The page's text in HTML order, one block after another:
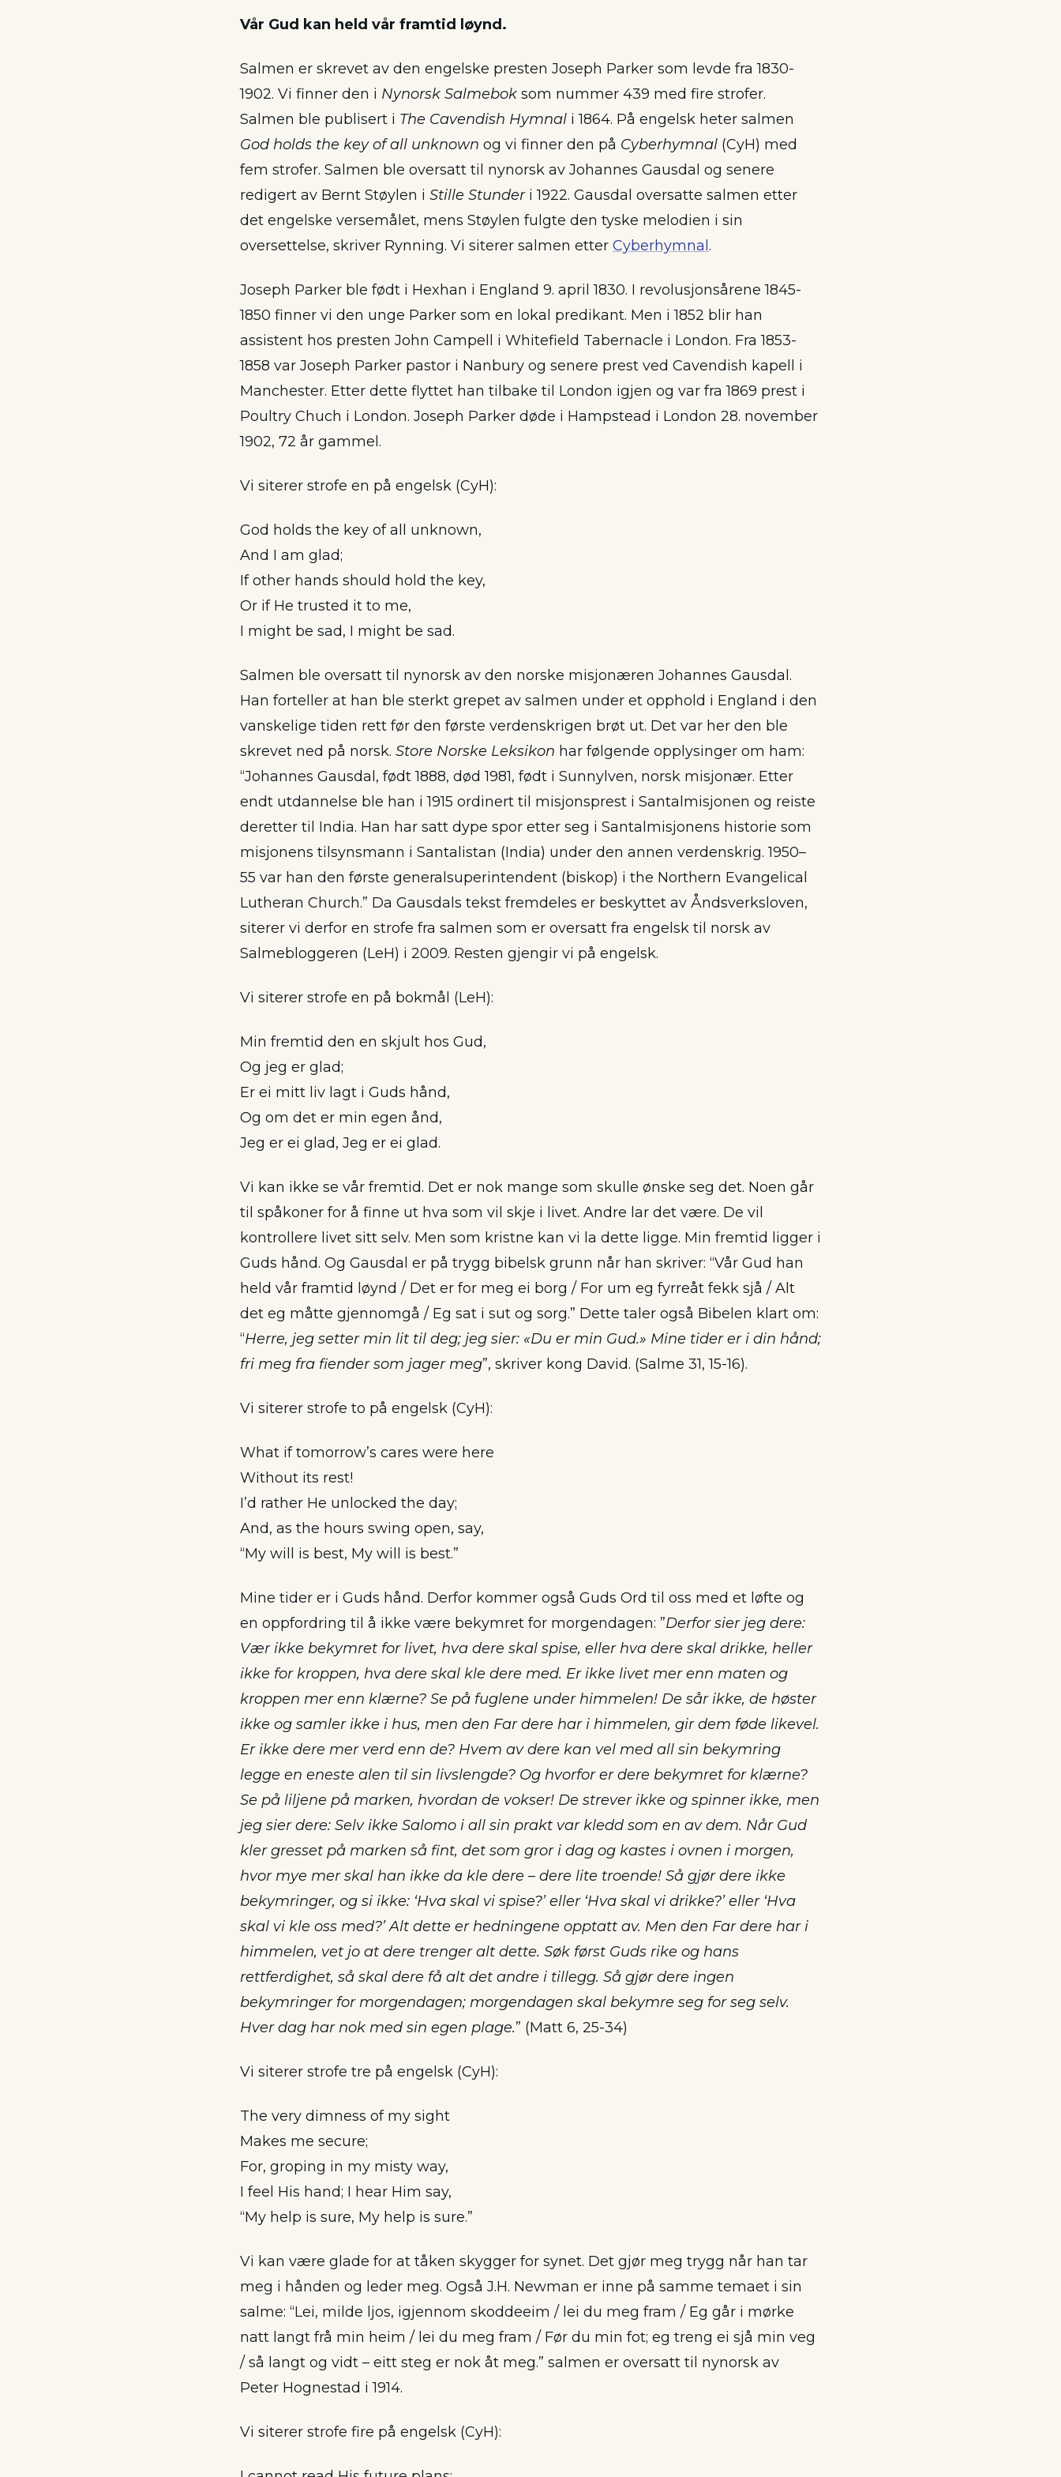
Vår Gud kan held vår framtid løynd.
Salmen er skrevet av den engelske presten Joseph Parker som levde fra 1830-
1902. Vi finner den i Nynorsk Salmebok som nummer 439 med fire strofer.
Salmen ble publisert i The Cavendish Hymnal i 1864. På engelsk heter salmen
God holds the key of all unknown og vi finner den på Cyberhymnal (CyH) med
fem strofer. Salmen ble oversatt til nynorsk av Johannes Gausdal og senere
redigert av Bernt Støylen i Stille Stunderi 1922. Gausdal oversatte salmen etter
det engelske versemålet, mens Støylen fulgte den tyske melodien i sin
oversettelse, skriver Rynning. Vi siterer salmen etter Cyberhymnal .
Joseph Parker ble født i Hexhan i England 9. april 1830. I revolusjonsårene 1845-
1850 finner vi den unge Parker som en lokal predikant. Men i 1852 blir han
assistent hos presten John Campell i Whitefield Tabernacle i London. Fra 1853-
1858 var Joseph Parker pastor i Nanbury og senere prest ved Cavendish kapell i
Manchester. Etter dette flyttet han tilbake til London igjen og var fra 1869 prest i
Poultry Chuch i London. Joseph Parker døde i Hampstead i London 28. november
1902, 72 år gammel.
Vi siterer strofe en på engelsk (CyH):
God holds the key of all unknown,
And I am glad;
If other hands should hold the key,
Or if He trusted it to me,
I might be sad, I might be sad.
Salmen ble oversatt til nynorsk av den norske misjonæren Johannes Gausdal.
Han forteller at han ble sterkt grepet av salmen under et opphold i England i den
vanskelige tiden rett før den første verdenskrigen brøt ut. Det var her den ble
skrevet ned på norsk. Store Norske Leksikon har følgende opplysinger om ham:
“Johannes Gausdal, født 1888, død 1981, født i Sunnylven, norsk misjonær. Etter
endt utdannelse ble han i 1915 ordinert til misjonsprest i Santalmisjonen og reiste
deretter til India. Han har satt dype spor etter seg i Santalmisjonens historie som
misjonens tilsynsmann i Santalistan (India) under den annen verdenskrig. 1950–
55 var han den første generalsuperintendent (biskop) i the Northern Evangelical
Lutheran Church.” Da Gausdals tekst fremdeles er beskyttet av Åndsverksloven,
siterer vi derfor en strofe fra salmen som er oversatt fra engelsk til norsk av
Salmebloggeren (LeH) i 2009. Resten gjengir vi på engelsk.
Vi siterer strofe en på bokmål (LeH):
Min fremtid den en skjult hos Gud,
Og jeg er glad;
Er ei mitt liv lagt i Guds hånd,
Og om det er min egen ånd,
Jeg er ei glad, Jeg er ei glad.
Vi kan ikke se vår fremtid. Det er nok mange som skulle ønske seg det. Noen går
til spåkoner for å finne ut hva som vil skje i livet. Andre lar det være. De vil
kontrollere livet sitt selv. Men som kristne kan vi la dette ligge. Min fremtid ligger i
Guds hånd. Og Gausdal er på trygg bibelsk grunn når han skriver: “Vår Gud han
held vår framtid løynd / Det er for meg ei borg / For um eg fyrreåt fekk sjå / Alt
det eg måtte gjennomgå / Eg sat i sut og sorg.” Dette taler også Bibelen klart om:
“Herre, jeg setter min lit til deg; jeg sier: «Du er min Gud.» Mine tider er i din hånd;
fri meg fra fiender som jager meg”, skriver kong David. (Salme 31, 15-16).
Vi siterer strofe to på engelsk (CyH):
What if tomorrow’s cares were here
Without its rest!
I’d rather He unlocked the day;
And, as the hours swing open, say,
“My will is best, My will is best.”
Mine tider er i Guds hånd. Derfor kommer også Guds Ord til oss med et løfte og
en oppfordring til å ikke være bekymret for morgendagen: ”Derfor sier jeg dere:
Vær ikke bekymret for livet, hva dere skal spise, eller hva dere skal drikke, heller
ikke for kroppen, hva dere skal kle dere med. Er ikke livet mer enn maten og
kroppen mer enn klærne? Se på fuglene under himmelen! De sår ikke, de høster
ikke og samler ikke i hus, men den Far dere har i himmelen, gir dem føde likevel.
Er ikke dere mer verd enn de? Hvem av dere kan vel med all sin bekymring
legge en eneste alen til sin livslengde? Og hvorfor er dere bekymret for klærne?
Se på liljene på marken, hvordan de vokser! De strever ikke og spinner ikke, men
jeg sier dere: Selv ikke Salomo i all sin prakt var kledd som en av dem. Når Gud
kler gresset på marken så fint, det som gror i dag og kastes i ovnen i morgen,
hvor mye mer skal han ikke da kle dere – dere lite troende! Så gjør dere ikke
bekymringer, og si ikke: ‘Hva skal vi spise?’ eller ‘Hva skal vi drikke?’ eller ‘Hva
skal vi kle oss med?’ Alt dette er hedningene opptatt av. Men den Far dere har i
himmelen, vet jo at dere trenger alt dette. Søk først Guds rike og hans
rettferdighet, så skal dere få alt det andre i tillegg. Så gjør dere ingen
bekymringer for morgendagen; morgendagen skal bekymre seg for seg selv.
Hver dag har nok med sin egen plage.” (Matt 6, 25-34)
Vi siterer strofe tre på engelsk (CyH):
The very dimness of my sight
Makes me secure;
For, groping in my misty way,
I feel His hand; I hear Him say,
“My help is sure, My help is sure.”
Vi kan være glade for at tåken skygger for synet. Det gjør meg trygg når han tar
meg i hånden og leder meg. Også J.H. Newman er inne på samme temaet i sin
salme: “Lei, milde ljos, igjennom skoddeeim / lei du meg fram / Eg går i mørke
natt langt frå min heim / lei du meg fram / Før du min fot; eg treng ei sjå min veg
/ så langt og vidt – eitt steg er nok åt meg.” salmen er oversatt til nynorsk av
Peter Hognestad i 1914.
Vi siterer strofe fire på engelsk (CyH):